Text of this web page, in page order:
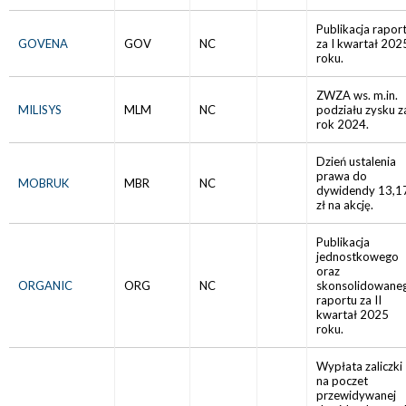
GOVENA GOV NC
Publikacja
za I kwartał
roku.
MILISYS MLM NC
ZWZA ws. m.in.
podziału zysku
rok 2024.
MOBRUK MBR NC
Dzień ustalenia
prawa do
dywidendy
zł na akcję.
ORGANIC ORG NC
Publikacja
jednostkowego
oraz
raportu za II
kwartał 2025
roku.
Wypłata zaliczki
na poczet
przewidywanej